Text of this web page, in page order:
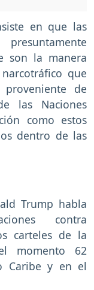
en que las
son la manera
que
de
las Naciones
como estos
dentro de las
Trump habla
contra
carteles de la
momento 62
Caribe y en el